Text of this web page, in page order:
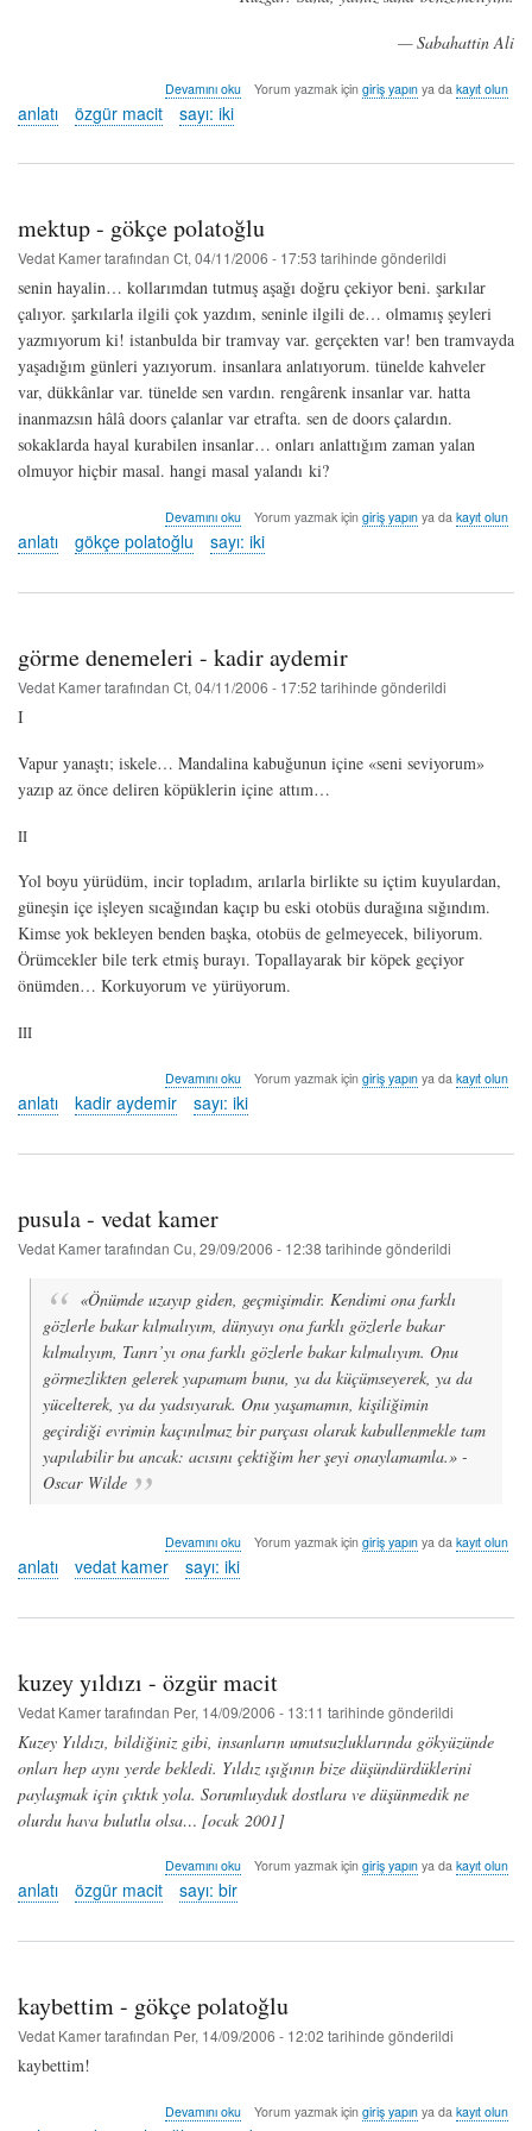
— Sabahattin Ali
kuzey
macit
Devamını oku Yorum yazmak için giriş yapınya da kayıt olun
anlatı özgür macit sayı: iki
mektup - gökçe polatoğlu
Vedat Kamertarafından Ct, 04/11/2006 - 17:53 tarihinde gönderildi
senin hayalin… kollarımdan tutmuş aşağı doğru çekiyor beni. şarkılar
çalıyor. şarkılarla ilgili çok yazdım, seninle ilgili de… olmamış şeyleri
yazmıyorum ki! istanbulda bir tramvay var. gerçekten var! ben tramvayda
yaşadığım günleri yazıyorum. insanlara anlatıyorum. tünelde kahveler
var, dükkânlar var. tünelde sen vardın. rengârenk insanlar var. hatta
inanmazsın hâlâ doors çalanlar var etrafta. sen de doors çalardın.
sokaklarda hayal kurabilen insanlar… onları anlattığım zaman yalan
olmuyor hiçbir masal. hangi masal yalandı ki?
mektup
-
gökçe
hakkında
Devamını oku Yorum yazmak için giriş yapınya da kayıt olun
anlatı gökçe polatoğlu sayı: iki
görme denemeleri - kadir aydemir
Vedat Kamertarafından Ct, 04/11/2006 - 17:52 tarihinde gönderildi
I
Vapur yanaştı; iskele… Mandalina kabuğunun içine «seni seviyorum»
yazıp az önce deliren köpüklerin içine attım…
II
Yol boyu yürüdüm, incir topladım, arılarla birlikte su içtim kuyulardan,
güneşin içe işleyen sıcağından kaçıp bu eski otobüs durağına sığındım.
Kimse yok bekleyen benden başka, otobüs de gelmeyecek, biliyorum.
Örümcekler bile terk etmiş burayı. Topallayarak bir köpek geçiyor
önümden… Korkuyorum ve yürüyorum.
III
görme
denemeleri
-
aydemir
Devamını oku Yorum yazmak için giriş yapınya da kayıt olun
anlatı kadir aydemir sayı: iki
pusula - vedat kamer
Vedat Kamertarafından Cu, 29/09/2006 - 12:38 tarihinde gönderildi
«Önümde uzayıp giden, geçmişimdir. Kendimi ona farklı
gözlerle bakar kılmalıyım, dünyayı ona farklı gözlerle bakar
kılmalıyım, Tanrı’yı ona farklı gözlerle bakar kılmalıyım. Onu
görmezlikten gelerek yapamam bunu, ya da küçümseyerek, ya da
yücelterek, ya da yadsıyarak. Onu yaşamamın, kişiliğimin
geçirdiği evrimin kaçınılmaz bir parçası olarak kabullenmekle tam
yapılabilir bu ancak: acısını çektiğim her şeyi onaylamamla.» -
Oscar Wilde
pusula
vedat
hakkında
Devamını oku Yorum yazmak için giriş yapınya da kayıt olun
anlatı vedat kamer sayı: iki
kuzey yıldızı - özgür macit
Vedat Kamertarafından Per, 14/09/2006 - 13:11 tarihinde gönderildi
Kuzey Yıldızı, bildiğiniz gibi, insanların umutsuzluklarında gökyüzünde
onları hep aynı yerde bekledi. Yıldız ışığının bize düşündürdüklerini
paylaşmak için çıktık yola. Sorumluyduk dostlara ve düşünmedik ne
olurdu hava bulutlu olsa… [ocak 2001]
kuzey
yıldızı
macit
Devamını oku Yorum yazmak için giriş yapınya da kayıt olun
anlatı özgür macit sayı: bir
kaybettim - gökçe polatoğlu
Vedat Kamertarafından Per, 14/09/2006 - 12:02 tarihinde gönderildi
kaybettim!
kaybettim
Devamını oku Yorum yazmak için giriş yapınya da kayıt olun